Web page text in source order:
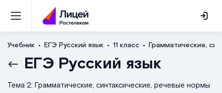
Учебник ЕГЭ Русский язык 11 класс Грамматические,
ЕГЭ Русский язык
Тема 2: Грамматические, синтаксические, речевые нормы